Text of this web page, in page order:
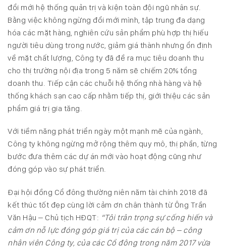
đổi mới hệ thống quản trị và kiện toàn đội ngũ nhân sự.
Bằng việc không ngừng đổi mới mình, tập trung đa dạng
hóa các mặt hàng, nghiên cứu sản phẩm phù hợp thị hiếu
người tiêu dùng trong nước, giảm giá thành nhưng ổn định
về mặt chất lượng, Công ty đã đề ra mục tiêu doanh thu
cho thị trường nội địa trong 5 năm sẽ chiếm 20% tổng
doanh thu. Tiếp cận các chuỗi hệ thống nhà hàng và hệ
thống khách sạn cao cấp nhằm tiếp thị, giới thiệu các sản
phẩm giá trị gia tăng.
Với tiềm năng phát triển ngày một mạnh mẽ của ngành,
Công ty không ngừng mở rộng thêm quy mô, thị phần, từng
bước đưa thêm các dự án mới vào hoạt động cũng như
đóng góp vào sự phát triển.
Đại hội đồng Cổ đông thường niên năm tài chính 2018 đã
kết thúc tốt đẹp cùng lời cảm ơn chân thành từ Ông Trần
Văn Hậu – Chủ tịch HĐQT: “Tôi trân trọng sự cống hiến và
cảm ơn nỗ lực đóng góp giá trị của các cán bộ – công
nhân viên Công ty, của các Cổ đông trong năm 2017 vừa